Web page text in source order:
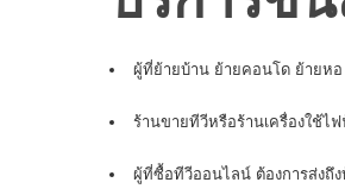
ผู้ที่ย้ายบ้าน ย้ายคอนโด ย้ายหอ
ร้านขายทีวีหรือร้านเครื่องใช้ไฟ
ผู้ที่ซื้อทีวีออนไลน์ ต้องการส่งถึ